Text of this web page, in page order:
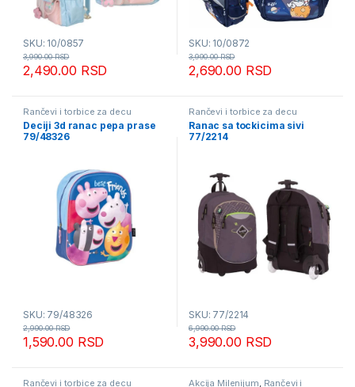
SKU: 10/0857
2,490.00 RSD
3,990.00RSD
SKU: 10/0872
2,690.00 RSD
3,990.00RSD
Rančevi i torbice za decu
Deciji 3d ranac pepa prase
79/48326
SKU: 79/48326
1,590.00 RSD
2,990.00RSD
Rančevi i torbice za decu
Ranac sa tockicima sivi
77/2214
SKU: 77/2214
3,990.00 RSD
6,990.00RSD
Rančevi i torbice za decu Akcija Milenijum, Rančevi i